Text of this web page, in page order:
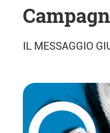
IL MESSAGGIO